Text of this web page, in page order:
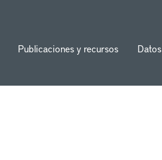
Publicaciones y recursos Datos